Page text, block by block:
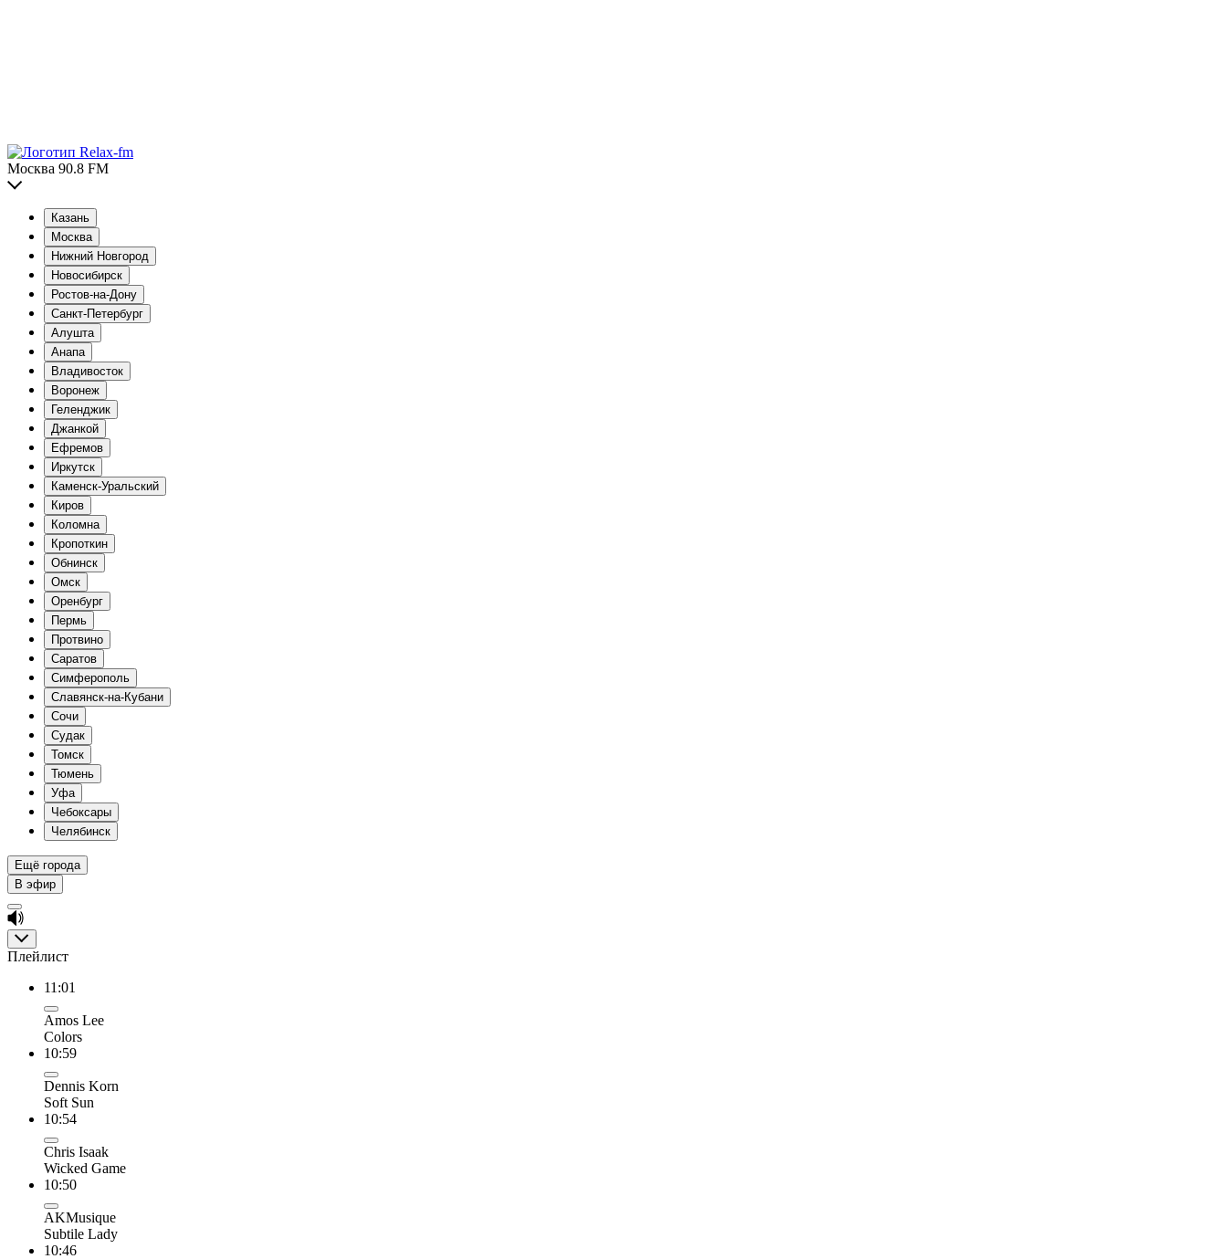
Москва 90.8 FM
Казань
Москва
Нижний Новгород
Новосибирск
Ростов-на-Дону
Санкт-Петербург
Алушта
Анапа
Владивосток
Воронеж
Геленджик
Джанкой
Ефремов
Иркутск
Каменск-Уральский
Киров
Коломна
Кропоткин
Обнинск
Омск
Оренбург
Пермь
Протвино
Саратов
Симферополь
Славянск-на-Кубани
Сочи
Судак
Томск
Тюмень
Уфа
Чебоксары
Челябинск
Ещё города
В эфир
Плейлист
11:01
Amos Lee
Colors
10:59
Dennis Korn
Soft Sun
10:54
Chris Isaak
Wicked Game
10:50
AKMusique
Subtile Lady
10:46